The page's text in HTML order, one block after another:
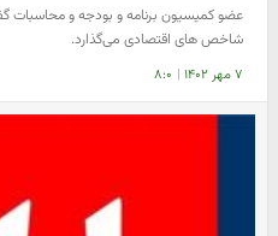
عضو کمیسیون برنامه و بودجه و محاسبات
شاخص های اقتصادی می‌گذارد.
۷ مهر ۱۴۰۲ | ۸:۰